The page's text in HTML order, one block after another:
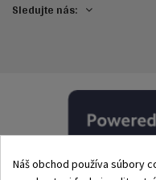
Sledujte nás:
Náš obchod používa súbory